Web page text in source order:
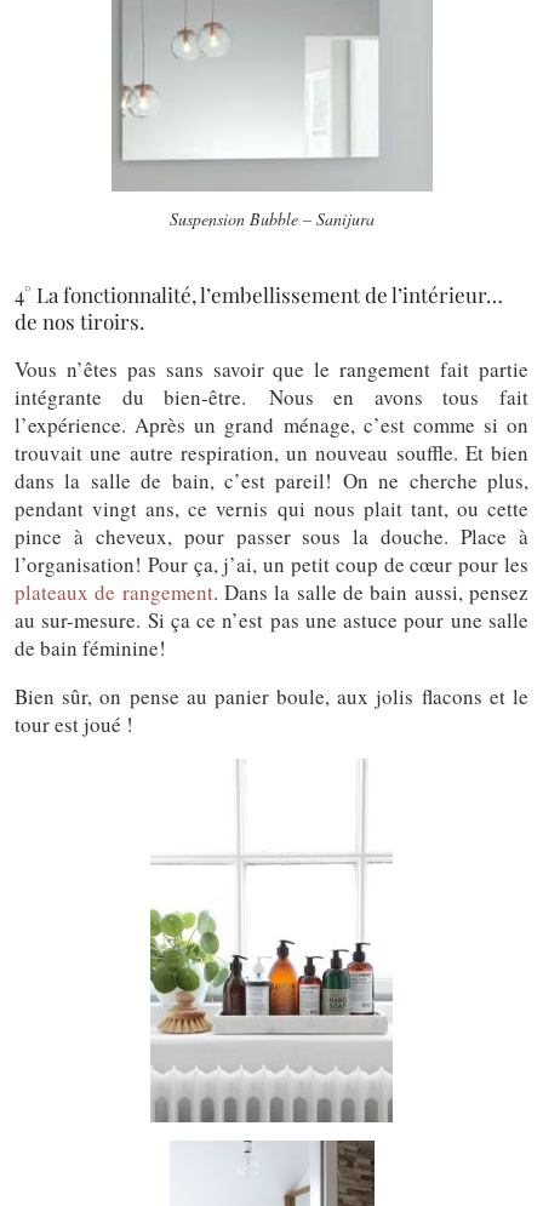
Suspension Bubble – Sanijura
4° La fonctionnalité, l’embellissement de l’intérieur…
de nos tiroirs.
Vous n’êtes pas sans savoir que le rangement fait partie
intégrante du bien-être. Nous en avons tous fait
l’expérience. Après un grand ménage, c’est comme si on
trouvait une autre respiration, un nouveau souffle. Et bien
dans la salle de bain, c’est pareil! On ne cherche plus,
pendant vingt ans, ce vernis qui nous plait tant, ou cette
pince à cheveux, pour passer sous la douche. Place à
l’organisation! Pour ça, j’ai, un petit coup de cœur pour les
plateaux de rangement. Dans la salle de bain aussi, pensez
au sur-mesure. Si ça ce n’est pas une astuce pour une salle
de bain féminine!
Bien sûr, on pense au panier boule, aux jolis flacons et le
tour est joué !